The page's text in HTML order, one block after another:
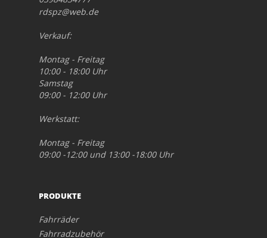
rdspz@web.de
Verkauf:
Montag - Freitag
10:00 - 18:00 Uhr
Samstag
09:00 - 12:00 Uhr
Werkstatt:
Montag - Freitag
09:00 -12:00 und 13:00 -18:00 Uhr
PRODUKTE
Fahrräder
Fahrradzubehör